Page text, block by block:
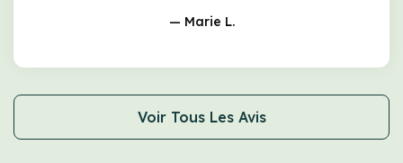
— Marie L.
Voir Tous Les Avis